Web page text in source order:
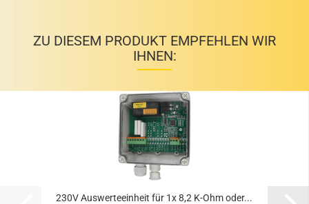
ZU DIESEM PRODUKT EMPFEHLEN WIR
IHNEN:
230V Aus­wer­te­ein­heit für 1x 8,2 K-Ohm oder...